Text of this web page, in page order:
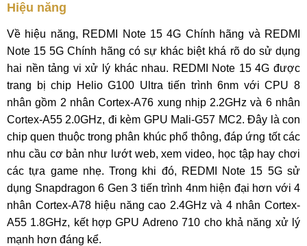
Hiệu năng
Về hiệu năng, REDMI Note 15 4G Chính hãng và REDMI
Note 15 5G Chính hãng có sự khác biệt khá rõ do sử dụng
hai nền tảng vi xử lý khác nhau. REDMI Note 15 4G được
trang bị chip Helio G100 Ultra tiến trình 6nm với CPU 8
nhân gồm 2 nhân Cortex-A76 xung nhịp 2.2GHz và 6 nhân
Cortex-A55 2.0GHz, đi kèm GPU Mali-G57 MC2. Đây là con
chip quen thuộc trong phân khúc phổ thông, đáp ứng tốt các
nhu cầu cơ bản như lướt web, xem video, học tập hay chơi
các tựa game nhẹ. Trong khi đó, REDMI Note 15 5G sử
dụng Snapdragon 6 Gen 3 tiến trình 4nm hiện đại hơn với 4
nhân Cortex-A78 hiệu năng cao 2.4GHz và 4 nhân Cortex-
A55 1.8GHz, kết hợp GPU Adreno 710 cho khả năng xử lý
mạnh hơn đáng kể.